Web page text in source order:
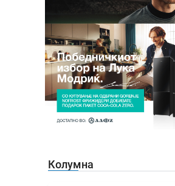
Колумна